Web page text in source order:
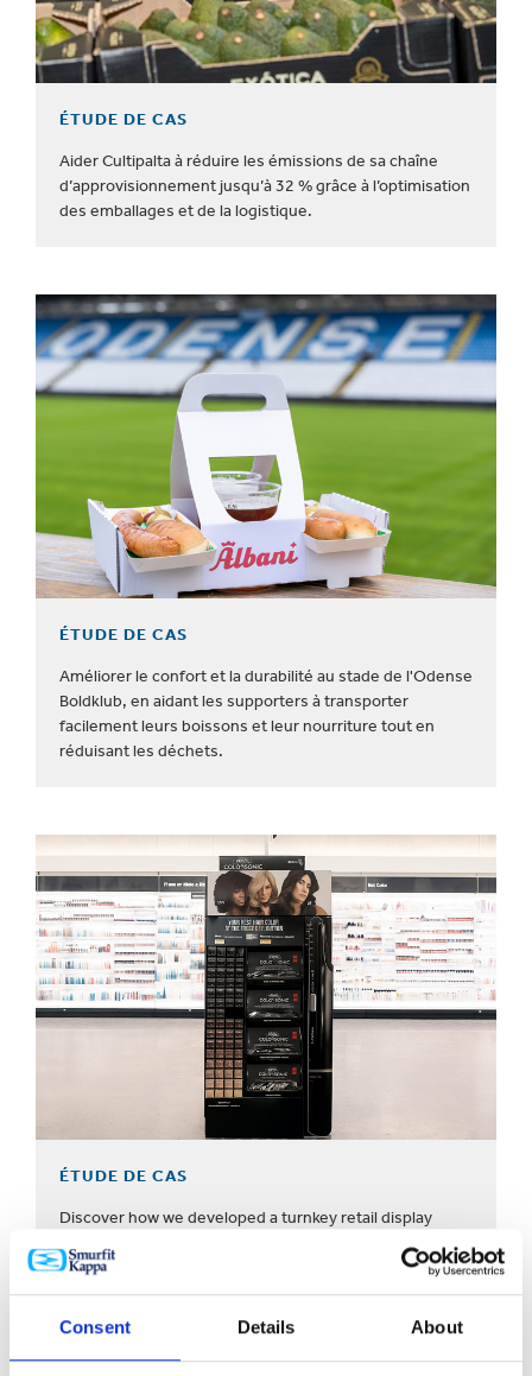
Consent Details About
ÉTUDE DE CAS
Aider Cultipalta à réduire les émissions de sa chaîne
d’approvisionnement jusqu’à 32 % grâce à l’optimisation
des emballages et de la logistique.
ÉTUDE DE CAS
Améliorer le confort et la durabilité au stade de l'Odense
Boldklub, en aidant les supporters à transporter
facilement leurs boissons et leur nourriture tout en
réduisant les déchets.
ÉTUDE DE CAS
Discover how we developed a turnkey retail display
solution for L’Oréal to support the launch of Colorsonic.